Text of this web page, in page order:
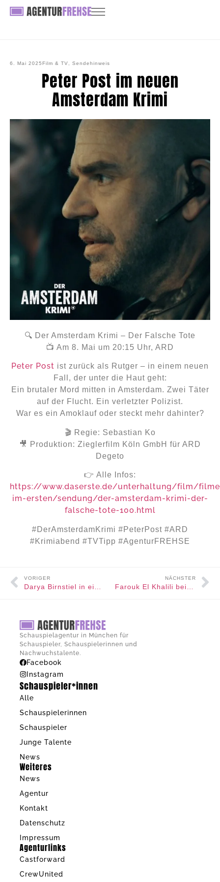
6. Mai 2025 Film & TV Sendehinweis
Peter Post im neuen
Amsterdam Krimi
🔍 Der Amsterdam Krimi – Der Falsche Tote
📺 Am 8. Mai um 20:15 Uhr, ARD
Peter Post ist zurück als Rutger – in einem neuen
Fall, der unter die Haut geht:
Ein brutaler Mord mitten in Amsterdam. Zwei Täter
auf der Flucht. Ein verletzter Polizist.
War es ein Amoklauf oder steckt mehr dahinter?
🎬 Regie: Sebastian Ko
🎥 Produktion: Zieglerfilm Köln GmbH für ARD
Degeto
👉 Alle Infos:
https://www.daserste.de/unterhaltung/film/
im-ersten/sendung/der-amsterdam-krimi-der-
falsche-tote-100.html
#DerAmsterdamKrimi #PeterPost #ARD
#Krimiabend #TVTipp #AgenturFREHSE
VORIGER NÄCHSTER
Schauspielagentur in München für
Schauspieler, Schauspielerinnen und
Nachwuchstalente.
Facebook
Instagram
Schauspieler*innen
Alle
Schauspielerinnen
Schauspieler
Junge Talente
News
Weiteres
News
Agentur
Kontakt
Datenschutz
Impressum
Agenturlinks
Castforward
CrewUnited